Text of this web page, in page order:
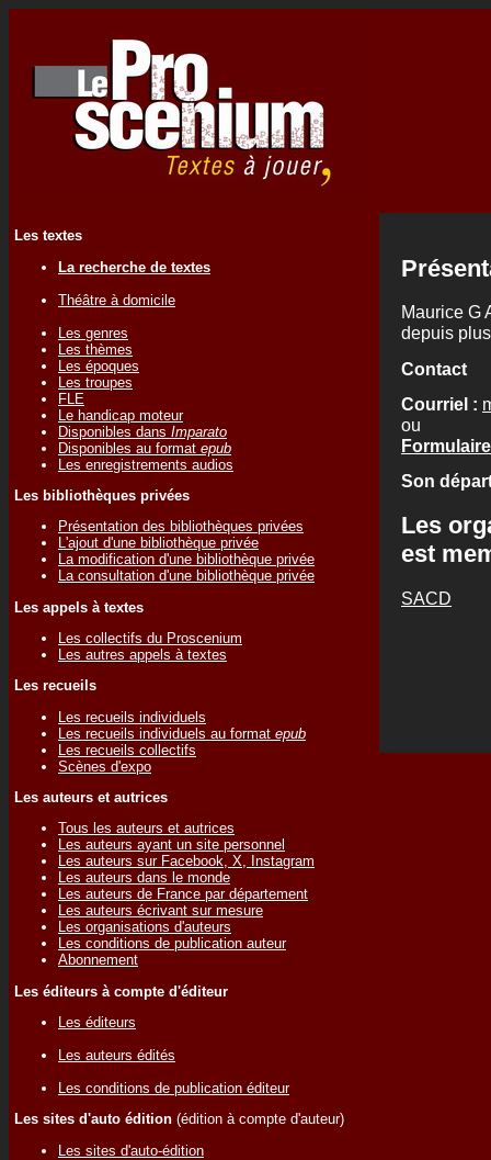
Les textes
La recherche de textes
Théâtre à domicile
Les genres
Les thèmes
Les époques
Les troupes
FLE
Le handicap moteur
Disponibles dans Imparato
Disponibles au format epub
Les enregistrements audios
Les bibliothèques privées
Présentation des bibliothèques privées
L'ajout d'une bibliothèque privée
La modification d'une bibliothèque privée
La consultation d'une bibliothèque privée
Les appels à textes
Les collectifs du Proscenium
Les autres appels à textes
Les recueils
Les recueils individuels
Les recueils individuels au format epub
Les recueils collectifs
Scènes d'expo
Les auteurs et autrices
Tous les auteurs et autrices
Les auteurs ayant un site personnel
Les auteurs sur Facebook, X, Instagram
Les auteurs dans le monde
Les auteurs de France par département
Les auteurs écrivant sur mesure
Les organisations d'auteurs
Les conditions de publication auteur
Abonnement
Les éditeurs à compte d'éditeur
Les éditeurs
Les auteurs édités
Les conditions de publication éditeur
Les sites d'auto édition (édition à compte d'auteur)
Les sites d'auto-édition
Maurice G
depuis
Contact
Courriel :
ou
Son
Les
est
SACD